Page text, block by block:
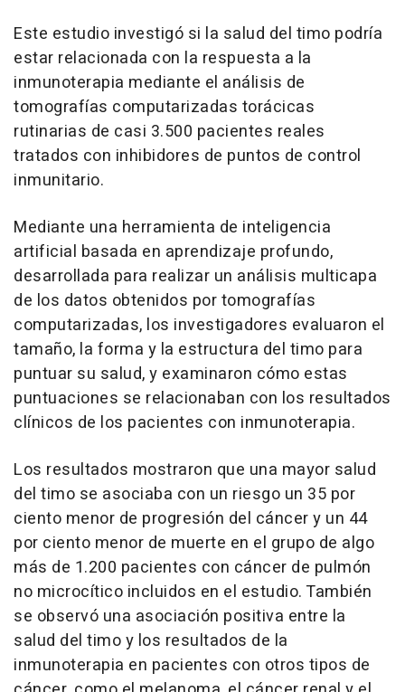
Este estudio investigó si la salud del timo podría
estar relacionada con la respuesta a la
inmunoterapia mediante el análisis de
tomografías computarizadas torácicas
rutinarias de casi 3.500 pacientes reales
tratados con inhibidores de puntos de control
inmunitario.
Mediante una herramienta de inteligencia
artificial basada en aprendizaje profundo,
desarrollada para realizar un análisis multicapa
de los datos obtenidos por tomografías
computarizadas, los investigadores evaluaron el
tamaño, la forma y la estructura del timo para
puntuar su salud, y examinaron cómo estas
puntuaciones se relacionaban con los resultados
clínicos de los pacientes con inmunoterapia.
Los resultados mostraron que una mayor salud
del timo se asociaba con un riesgo un 35 por
ciento menor de progresión del cáncer y un 44
por ciento menor de muerte en el grupo de algo
más de 1.200 pacientes con cáncer de pulmón
no microcítico incluidos en el estudio. También
se observó una asociación positiva entre la
salud del timo y los resultados de la
inmunoterapia en pacientes con otros tipos de